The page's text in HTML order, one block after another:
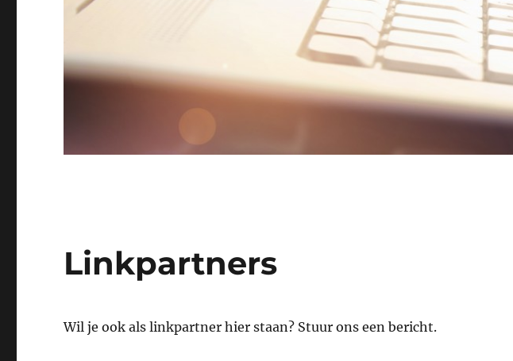
Linkpartners
Wil je ook als linkpartner hier staan? Stuur ons een bericht.